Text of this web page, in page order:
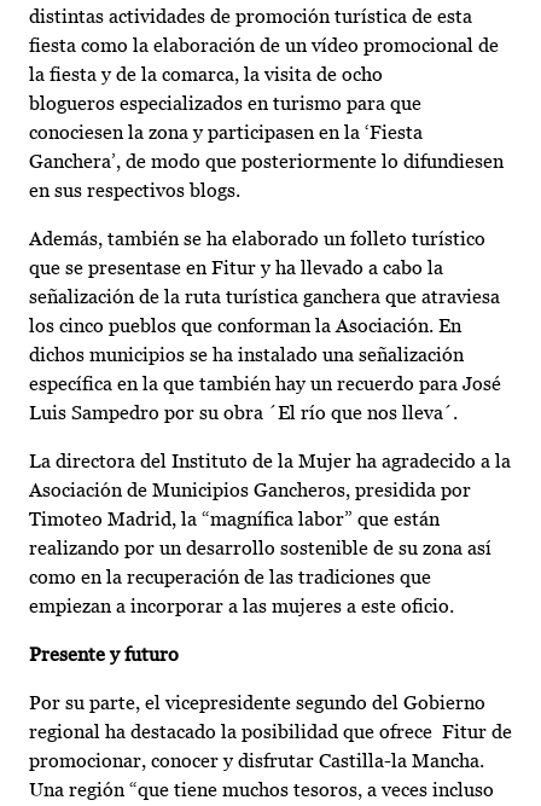
distintas actividades de promoción turística de esta
fiesta como la elaboración de un vídeo promocional de
la fiesta y de la comarca, la visita de ocho
blogueros especializados en turismo para que
conociesen la zona y participasen en la ‘Fiesta
Ganchera’, de modo que posteriormente lo difundiesen
en sus respectivos blogs.
Además, también se ha elaborado un folleto turístico
que se presentase en Fitur y ha llevado a cabo la
señalización de la ruta turística ganchera que atraviesa
los cinco pueblos que conforman la Asociación. En
dichos municipios se ha instalado una señalización
específica en la que también hay un recuerdo para José
Luis Sampedro por su obra ´El río que nos lleva´.
La directora del Instituto de la Mujer ha agradecido a la
Asociación de Municipios Gancheros, presidida por
Timoteo Madrid, la “magnífica labor” que están
realizando por un desarrollo sostenible de su zona así
como en la recuperación de las tradiciones que
empiezan a incorporar a las mujeres a este oficio.
Presente y futuro
Por su parte, el vicepresidente segundo del Gobierno
regional ha destacado la posibilidad que ofrece Fitur de
promocionar, conocer y disfrutar Castilla-la Mancha.
Una región “que tiene muchos tesoros, a veces incluso